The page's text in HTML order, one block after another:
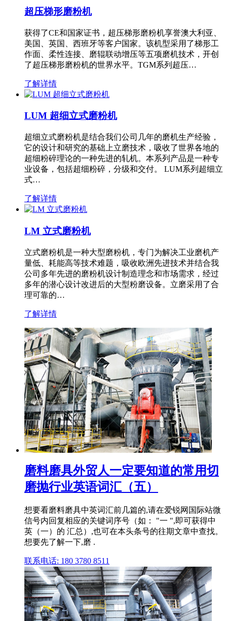
超压梯形磨粉机
获得了CE和国家证书，超压梯形磨粉机享誉澳大利亚、
美国、英国、西班牙等客户国家。该机型采用了梯形工
作面、柔性连接、磨辊联动增压等五项磨机技术，开创
了超压梯形磨粉机的世界水平。TGM系列超压…
了解详情
LUM 超细立式磨粉机
超细立式磨粉机是结合我们公司几年的磨机生产经验，
它的设计和研究的基础上立磨技术，吸收了世界各地的
超细粉碎理论的一种先进的轧机。本系列产品是一种专
业设备，包括超细粉碎，分级和交付。 LUM系列超细立
式…
了解详情
LM 立式磨粉机
立式磨粉机是一种大型磨粉机，专门为解决工业磨机产
量低、耗能高等技术难题，吸收欧洲先进技术并结合我
公司多年先进的磨粉机设计制造理念和市场需求，经过
多年的潜心设计改进后的大型粉磨设备。立磨采用了合
理可靠的…
了解详情
磨料磨具外贸人一定要知道的常用切
磨抛行业英语词汇（五）
想要看磨料磨具中英词汇前几篇的,请在爱锐网国际站微
信号内回复相应的关键词序号（如： "一 ",即可获得中
英（一）的 汇总）,也可在本头条号的往期文章中查找。
想要先了解一下,磨 .
联系电话: 180 3780 8511